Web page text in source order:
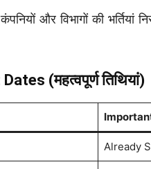
और विभागों की भर्तियां
(महत्वपूर्ण तिथियां)
Already